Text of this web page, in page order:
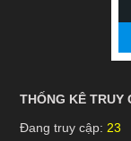
THỐNG KÊ TRUY
Đang truy cập: 23